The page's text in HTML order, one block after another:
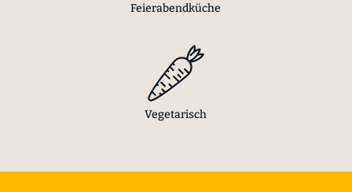
Feierabendküche
Vegetarisch